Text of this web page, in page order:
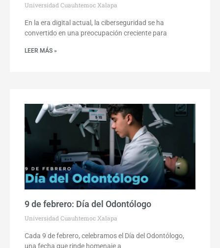
Universidad Cuauhtemoc Xalapa
En la era digital actual, la ciberseguridad se ha
convertido en una preocupación creciente para
LEER MÁS »
9 de febrero: Día del Odontólogo
Universidad Cuauhtemoc Xalapa
Cada 9 de febrero, celebramos el Día del Odontólogo,
una fecha que rinde homenaje a